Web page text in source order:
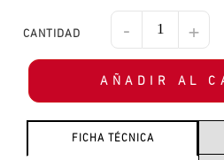
- +
AÑADIR AL
FICHA TÉCNICA